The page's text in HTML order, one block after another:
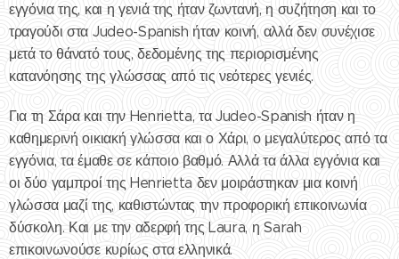
εγγόνια της, και η γενιά της ήταν ζωντανή, η συζήτηση και το
τραγούδι στα Judeo-Spanish ήταν κοινή, αλλά δεν συνέχισε
μετά το θάνατό τους, δεδομένης της περιορισμένης
κατανόησης της γλώσσας από τις νεότερες γενιές.
Για τη Σάρα και την Henrietta, τα Judeo-Spanish ήταν η
καθημερινή οικιακή γλώσσα και ο Χάρι, ο μεγαλύτερος από τα
εγγόνια, τα έμαθε σε κάποιο βαθμό. Αλλά τα άλλα εγγόνια και
οι δύο γαμπροί της Henrietta δεν μοιράστηκαν μια κοινή
γλώσσα μαζί της, καθιστώντας την προφορική επικοινωνία
δύσκολη. Και με την αδερφή της Laura, η Sarah
επικοινωνούσε κυρίως στα ελληνικά.